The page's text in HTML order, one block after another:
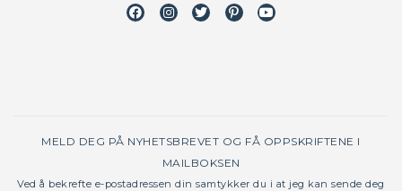
FacebookInstagram
TwitterPinterestYoutube
MELD DEG PÅ NYHETSBREVET OG FÅ OPPSKRIFTENE I
MAILBOKSEN
Ved å bekrefte e-postadressen din samtykker du i at jeg kan sende deg